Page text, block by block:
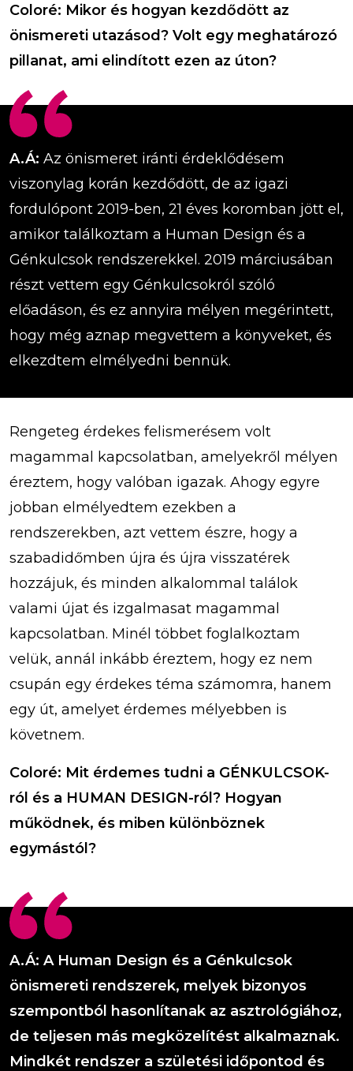
Coloré: Mikor és hogyan kezdődött az
önismereti utazásod? Volt egy meghatározó
pillanat, ami elindított ezen az úton?
A.Á: Az önismeret iránti érdeklődésem
viszonylag korán kezdődött, de az igazi
fordulópont 2019-ben, 21 éves koromban jött el,
amikor találkoztam a Human Design és a
Génkulcsok rendszerekkel. 2019 márciusában
részt vettem egy Génkulcsokról szóló
előadáson, és ez annyira mélyen megérintett,
hogy még aznap megvettem a könyveket, és
elkezdtem elmélyedni bennük.
Rengeteg érdekes felismerésem volt
magammal kapcsolatban, amelyekről mélyen
éreztem, hogy valóban igazak. Ahogy egyre
jobban elmélyedtem ezekben a
rendszerekben, azt vettem észre, hogy a
szabadidőmben újra és újra visszatérek
hozzájuk, és minden alkalommal találok
valami újat és izgalmasat magammal
kapcsolatban. Minél többet foglalkoztam
velük, annál inkább éreztem, hogy ez nem
csupán egy érdekes téma számomra, hanem
egy út, amelyet érdemes mélyebben is
követnem.
Coloré: Mit érdemes tudni a GÉNKULCSOK-
ról és a HUMAN DESIGN-ról? Hogyan
működnek, és miben különböznek
egymástól?
A.Á: A Human Design és a Génkulcsok
önismereti rendszerek, melyek bizonyos
szempontból hasonlítanak az asztrológiához,
de teljesen más megközelítést alkalmaznak.
Mindkét rendszer a születési időpontod és